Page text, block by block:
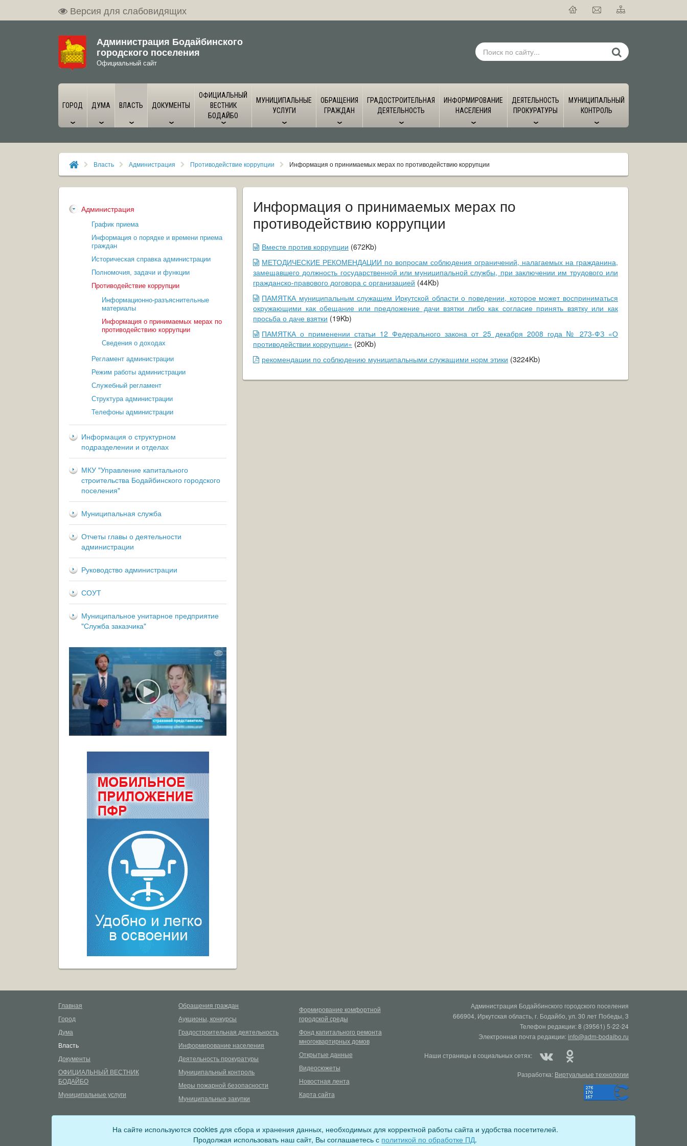
Версия для слабовидящих
Администрация Бодайбинского
городского поселения
Официальный сайт
ГОРОД ДУМА ВЛАСТЬ ДОКУМЕНТЫ
ОФИЦИАЛЬНЫЙ
ВЕСТНИК
БОДАЙБО
МУНИЦИПАЛЬНЫЕ
УСЛУГИ
ОБРАЩЕНИЯ
ГРАЖДАН
ГРАДОСТРОИТЕЛЬНАЯ
ДЕЯТЕЛЬНОСТЬ
ИНФОРМИРОВАНИЕ
НАСЕЛЕНИЯ
ДЕЯТЕЛЬНОСТЬ
ПРОКУРАТУРЫ
МУНИЦИПАЛЬНЫЙ
КОНТРОЛЬ
Власть Администрация Противодействие коррупции Информация о принимаемых мерах по противодействию коррупции
Администрация
График приема
Информация о порядке и времени приема
граждан
Историческая справка администрации
Полномочия, задачи и функции
Противодействие коррупции
Информационно-разъяснительные
материалы
Информация о принимаемых мерах по
противодействию коррупции
Сведения о доходах
Регламент администрации
Режим работы администрации
Служебный регламент
Структура администрации
Телефоны администрации
Информация о структурном
подразделении и отделах
МКУ "Управление капитального
строительства Бодайбинского городского
поселения"
Муниципальная служба
Отчеты главы о деятельности
администрации
Руководство администрации
СОУТ
Муниципальное унитарное предприятие
"Служба заказчика"
Информация о принимаемых мерах по
противодействию коррупции
Вместе против коррупции (672Kb)
МЕТОДИЧЕСКИЕ РЕКОМЕНДАЦИИ по вопросам соблюдения ограничений, налагаемых на гражданина,
замещавшего должность государственной или муниципальной службы, при заключении им трудового или
гражданско-правового договора с организацией (44Kb)
ПАМЯТКА муниципальным служащим Иркутской области о поведении, которое может восприниматься
окружающими как обещание или предложение дачи взятки либо как согласие принять взятку или как
просьба о даче взятки (19Kb)
ПАМЯТКА о применении статьи 12 Федерального закона от 25 декабря 2008 года № 273-ФЗ «О
противодействии коррупции» (20Kb)
рекомендации по соблюдению муниципальными служащими норм этики (3224Kb)
Главная
Город
Дума
Власть
Документы
ОФИЦИАЛЬНЫЙ ВЕСТНИК
БОДАЙБО
Муниципальные услуги
Обращения граждан
Аукционы, конкурсы
Градостроительная деятельность
Информирование населения
Деятельность прокуратуры
Муниципальный контроль
Меры пожарной безопасности
Муниципальные закупки
Формирование комфортной
городской среды
Фонд капитального ремонта
многоквартирных домов
Открытые данные
Видеосюжеты
Новостная лента
Карта сайта
Администрация Бодайбинского городского поселения
666904, Иркутская область, г. Бодайбо, ул. 30 лет Победы, 3
Телефон редакции: 8 (39561) 5-22-24
Электронная почта редакции:info@adm-bodaibo.ru
Наши страницы в социальных сетях:
Разработка: Виртуальные технологии
Зарегистрировано Федеральной службой по надзору в сфере связи, информационных технологий и массовых коммуникаций (регистрационный номер Эл № ФС77-78670 от 10 июля 2020 г)
Учредитель: Администрация Бодайбинского городского поселения (ОГРН 1053802020854)
На сайте используются cookies для сбора и хранения данных, необходимых для корректной работы сайта и удобства посетителей.
Продолжая использовать наш сайт, Вы соглашаетесь с политикой по обработке ПД.